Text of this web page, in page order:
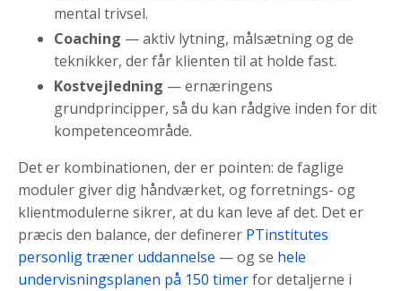
mental trivsel.
Coaching — aktiv lytning, målsætning og de
teknikker, der får klienten til at holde fast.
Kostvejledning — ernæringens
grundprincipper, så du kan rådgive inden for dit
kompetenceområde.
Det er kombinationen, der er pointen: de faglige
moduler giver dig håndværket, og forretnings- og
klientmodulerne sikrer, at du kan leve af det. Det er
præcis den balance, der definerer PTinstitutes
personlig træner uddannelse — og se hele
undervisningsplanen på 150 timerfor detaljerne i